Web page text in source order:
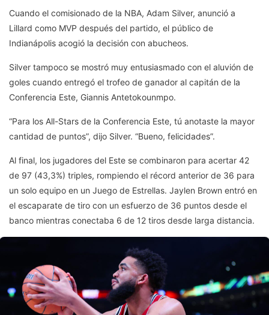
Cuando el comisionado de la NBA, Adam Silver, anunció a
Lillard como MVP después del partido, el público de
Indianápolis acogió la decisión con abucheos.
Silver tampoco se mostró muy entusiasmado con el aluvión de
goles cuando entregó el trofeo de ganador al capitán de la
Conferencia Este, Giannis Antetokounmpo.
“Para los All-Stars de la Conferencia Este, tú anotaste la mayor
cantidad de puntos”, dijo Silver. “Bueno, felicidades”.
Al final, los jugadores del Este se combinaron para acertar 42
de 97 (43,3%) triples, rompiendo el récord anterior de 36 para
un solo equipo en un Juego de Estrellas. Jaylen Brown entró en
el escaparate de tiro con un esfuerzo de 36 puntos desde el
banco mientras conectaba 6 de 12 tiros desde larga distancia.